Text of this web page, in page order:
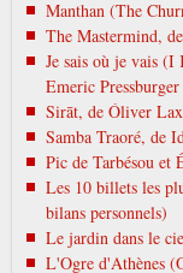
Manthan (The
The Mastermind,
Je sais où je vais
Emeric
Sirāt, de Óliver
Samba Traoré, de
Pic de Tarbésou et
Les 10 billets les
bilans personnels)
Le jardin dans le
L'Ogre d'Athènes